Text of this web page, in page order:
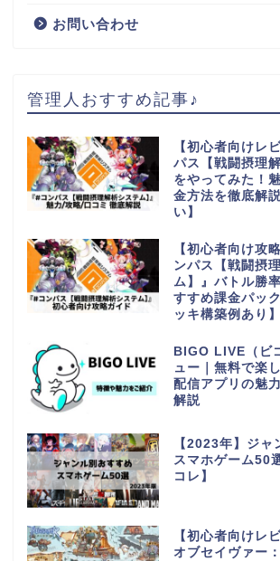
お問い合わせ
管理人おすすめ記事♪
【初心者向けレ
パス【戦闘摂理
をやってみた！
金方法を徹底解
い】
【初心者向け攻
ンパス【戦闘摂
ム】』バトル勝
すすめ課金パッ
ッキ構築例あり】
BIGO LIVE（ビ
ュー｜無料で楽
配信アプリの魅
解説
【2023年】ジャ
スマホゲーム50
コレ】
【初心者向けレ
オブセイヴァー